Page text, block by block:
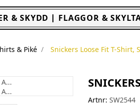
& SKYDD FLAGGOR &
& Piké Snickers Loose Fit T-Shirt,
Artnr: SW2544